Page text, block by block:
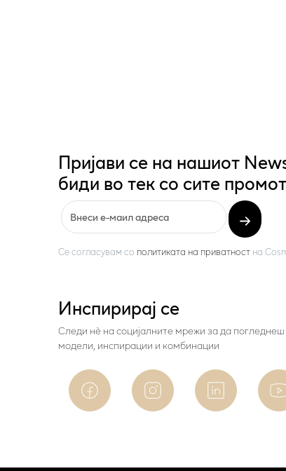
Пријави се на нашиот
биди во тек со сите
Се согласувам со политиката на приватност на
Инспирирај се
Следи нѐ на социјалните мрежи за да погледнеш
модели, инспирации и комбинации